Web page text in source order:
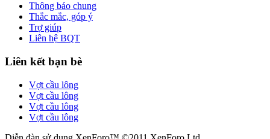
Thông báo chung
Thắc mắc, góp ý
Trợ giúp
Liên hệ BQT
Liên kết bạn bè
Vợt cầu lông
Vợt cầu lông
Vợt cầu lông
Vợt cầu lông